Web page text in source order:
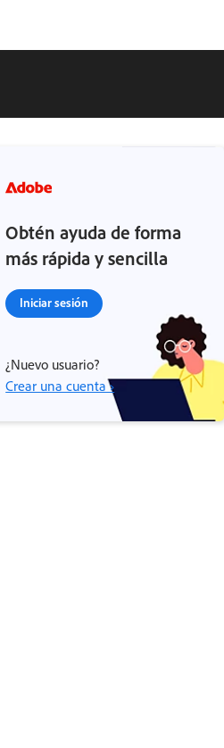
Obtén ayuda de forma
más rápida y sencilla
Iniciar sesión
¿Nuevo usuario?
Crear una cuenta ›